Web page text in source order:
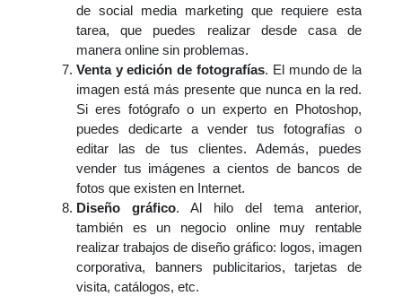
de social media marketing que requiere esta
tarea, que puedes realizar desde casa de
manera online sin problemas.
Venta y edición de fotografías. El mundo de la
imagen está más presente que nunca en la red.
Si eres fotógrafo o un experto en Photoshop,
puedes dedicarte a vender tus fotografías o
editar las de tus clientes. Además, puedes
vender tus imágenes a cientos de bancos de
fotos que existen en Internet.
Diseño gráfico. Al hilo del tema anterior,
también es un negocio online muy rentable
realizar trabajos de diseño gráfico: logos, imagen
corporativa, banners publicitarios, tarjetas de
visita, catálogos, etc.